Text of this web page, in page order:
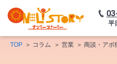
平
TOP コラム 営業 商談・アポ